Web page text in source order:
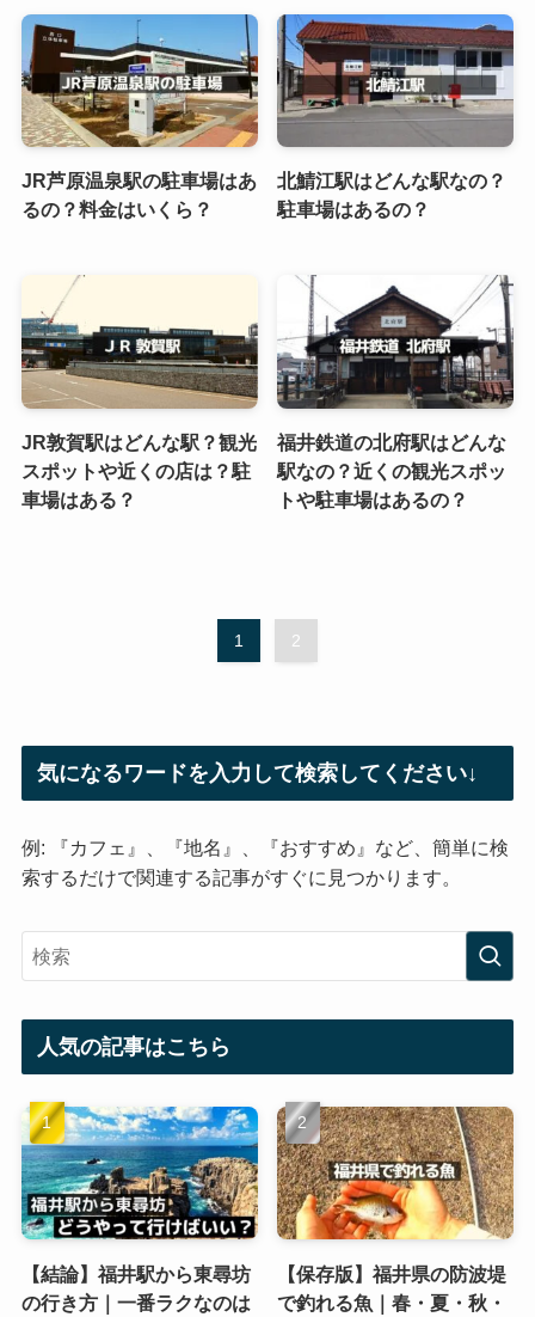
JR芦原温泉駅の駐車場はあ
るの？料金はいくら？
北鯖江駅はどんな駅なの？
駐車場はあるの？
JR敦賀駅はどんな駅？観光
スポットや近くの店は？駐
車場はある？
福井鉄道の北府駅はどんな
駅なの？近くの観光スポッ
トや駐車場はあるの？
1 2
気になるワードを入力して検索してください↓
例: 『カフェ』、『地名』、『おすすめ』など、簡単に検
索するだけで関連する記事がすぐに見つかります。
人気の記事はこちら
【結論】福井駅から東尋坊
の行き方｜一番ラクなのは
【保存版】福井県の防波堤
で釣れる魚｜春・夏・秋・